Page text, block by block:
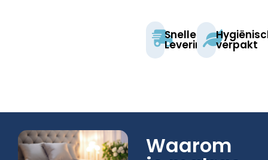
Snelle
Levering verpakt​
Waarom